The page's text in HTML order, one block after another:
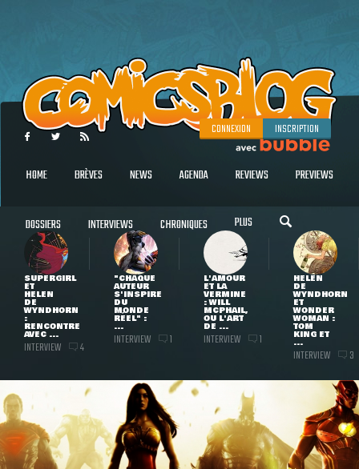
CONNEXION INSCRIPTION
HOME BRÈVES NEWS AGENDA REVIEWS PREVIEWS
DOSSIERS INTERVIEWS CHRONIQUES PLUS
SUPERGIRL
ET
HELEN
DE
WYNDHORN
:
RENCONTRE
AVEC ...
INTERVIEW 4
"CHAQUE
AUTEUR
S'INSPIRE
DU
MONDE
RÉEL" :
...
INTERVIEW 1
L'AMOUR
ET LA
VERMINE
: WILL
MCPHAIL,
OU L'ART
DE ...
INTERVIEW 1
HELEN
DE
WYNDHORN
ET
WONDER
WOMAN :
TOM
KING ET
...
INTERVIEW 3